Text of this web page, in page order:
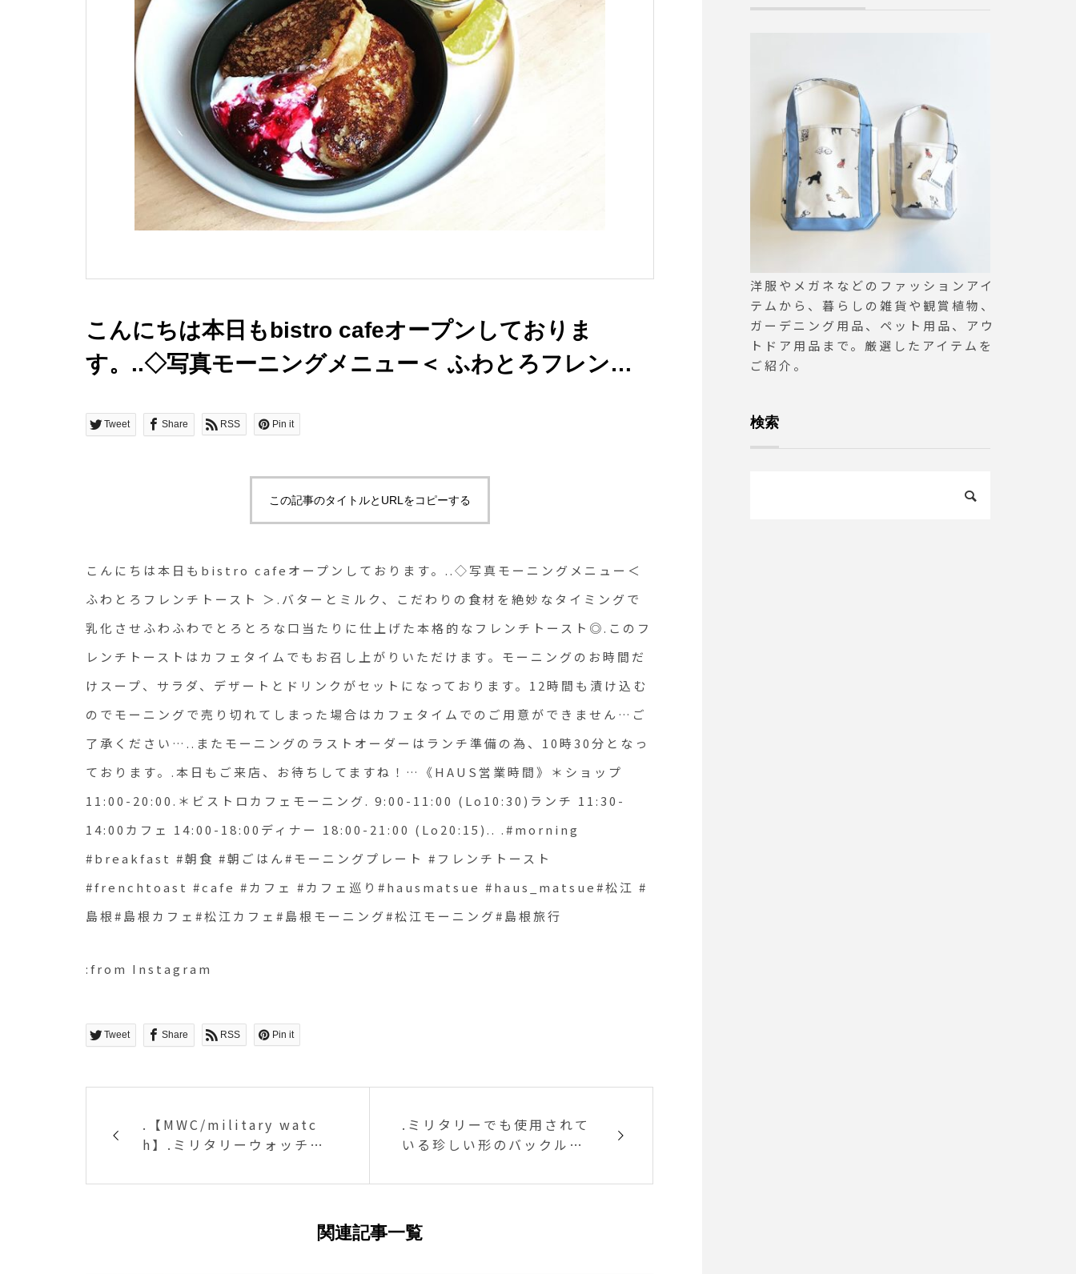
こんにちは本日もbistro cafeオープンしておりま
す。..◇写真モーニングメニュー＜ ふわとろフレンチ
タイミングで乳化させふわふわでとろとろな口当たり
トーストはカフェタイムでもお召し上がりいただけま
す。モーニングのお時間だけスープ、サラダ、デザー
トとドリンクがセットになっております。12時間も漬
け込むのでモーニングで売り切れてしまった場合はカ
フェタイムでのご用意ができません…ご了承くださ
い…..またモーニングのラストオーダーはランチ準備の
為、10時30分となっております。.本日もご来店、お待
ちしてますね！…《HAUS営業時間》＊ショップ
11:00-20:00.＊ビストロカフェモーニング. 9:00-11:00
(Lo10:30)ランチ 11:30-14:00カフェ 14:00-18:00ディ
ナー 18:00-21:00 (Lo20:15).. .#morning #breakfast #
朝食 #朝ごはん#モーニングプレート #フレンチトース
ト #frenchtoast #cafe #カフェ #カフェ巡り
#松江カフェ#島根モーニング#松江モーニング#島根旅
Tweet Share RSS Pin it
この記事のタイトルとURLをコピーする
こんにちは本日もbistro cafeオープンしております。..◇写真モーニングメニュー＜
ふわとろフレンチトースト ＞.バターとミルク、こだわりの食材を絶妙なタイミングで
乳化させふわふわでとろとろな口当たりに仕上げた本格的なフレンチトースト◎.このフ
レンチトーストはカフェタイムでもお召し上がりいただけます。モーニングのお時間だ
けスープ、サラダ、デザートとドリンクがセットになっております。12時間も漬け込む
のでモーニングで売り切れてしまった場合はカフェタイムでのご用意ができません…ご
了承ください…..またモーニングのラストオーダーはランチ準備の為、10時30分となっ
ております。.本日もご来店、お待ちしてますね！…《HAUS営業時間》＊ショップ
11:00-20:00.＊ビストロカフェモーニング. 9:00-11:00 (Lo10:30)ランチ 11:30-
14:00カフェ 14:00-18:00ディナー 18:00-21:00 (Lo20:15).. .#morning
#breakfast #朝食 #朝ごはん#モーニングプレート #フレンチトースト
#frenchtoast #cafe #カフェ #カフェ巡り#hausmatsue #haus_matsue#松江 #
島根#島根カフェ#松江カフェ#島根モーニング#松江モーニング#島根旅行
:from Instagram
Tweet Share RSS Pin it
.【MWC/military watc
h】.ミリタリーウォッチの
C」ことミリタリーウォッチ
様々な国の軍隊をはじめ警
.ミリタリーでも使用されて
いる珍しい形のバックルが
ロゴプリント。ベルトとバ
部分は、通常折り返し始末
を裏にするところをあえて
関連記事一覧
ョコ #チョコレート #chocol
ate ##冬季限定#おやつ #お
かし #hausmatsue#島根 #松
江
洋服やメガネなどのファッションアイ
テムから、暮らしの雑貨や観賞植物、
ガーデニング用品、ペット用品、アウ
トドア用品まで。厳選したアイテムを
ご紹介。
検索